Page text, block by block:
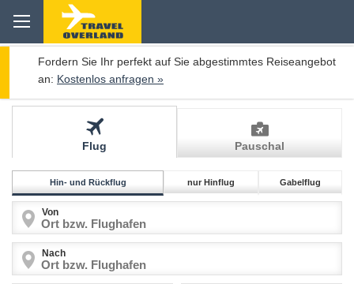
Fordern Sie Ihr perfekt auf Sie abgestimmtes Reiseangebot
an: Kostenlos anfragen »
Flug Pauschal
Hin- und Rückflug nur Hinflug Gabelflug
Von
Nach